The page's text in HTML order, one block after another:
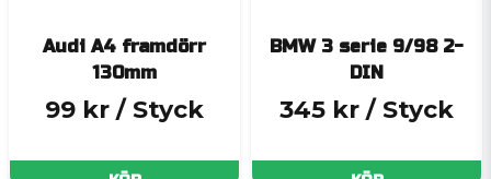
Audi A4 framdörr
130mm
99 kr / Styck
BMW 3 serie 9/98 2-
DIN
345 kr / Styck